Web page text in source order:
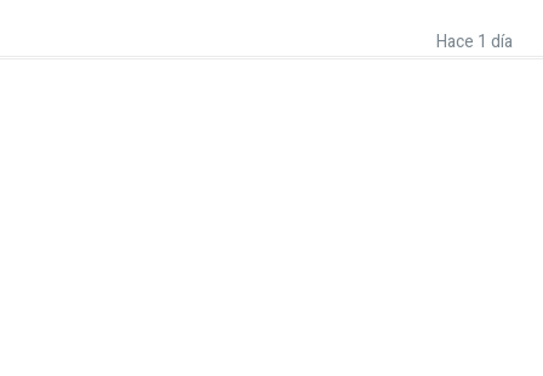
Hace 1 día